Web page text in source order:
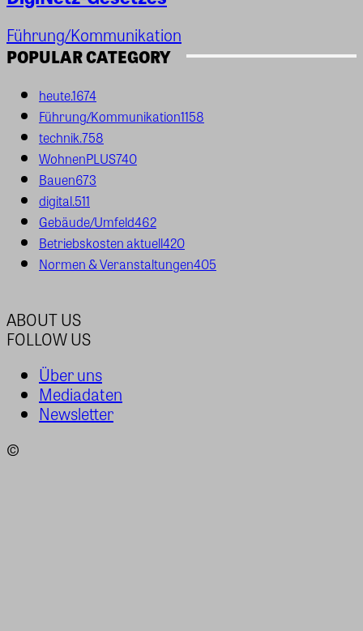
Führung/Kommunikation
POPULAR CATEGORY
heute.1674
Führung/Kommunikation1158
technik.758
WohnenPLUS740
Bauen673
digital.511
Gebäude/Umfeld462
Betriebskosten aktuell420
Normen & Veranstaltungen405
ABOUT US
FOLLOW US
Über uns
Mediadaten
Newsletter
©